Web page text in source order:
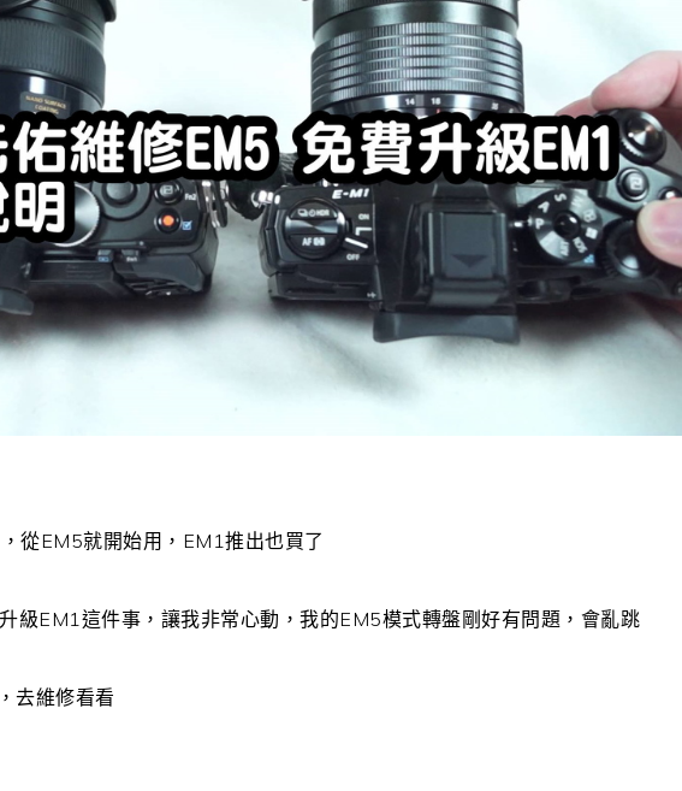
從EM5就開始用，EM1推出也買了
級EM1這件事，讓我非常心動，我的EM5模式轉盤剛好有問題，會亂跳
去維修看看